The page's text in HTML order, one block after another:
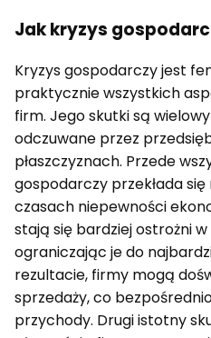
Jak kryzys
Kryzys gospodarczy jest
praktycznie wszystkich
firm. Jego skutki są
odczuwane przez
płaszczyznach. Przede
gospodarczy przekłada
czasach niepewności
stają się bardziej ostrożni
ograniczając je do
rezultacie, firmy mogą
sprzedaży, co
przychody. Drugi istotny